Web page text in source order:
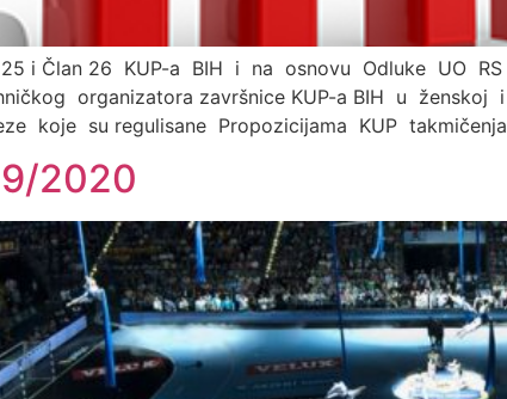
i Član 26 KUP-a BIH i na osnovu Odluke UO
organizatora završnice KUP-a BIH u
koje su regulisane Propozicijama KUP
2020